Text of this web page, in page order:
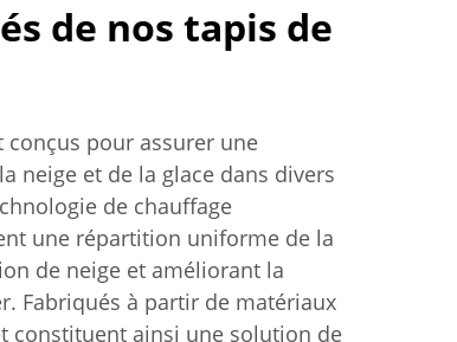
de nos tapis de
pour assurer une
neige et de la glace dans divers
de chauffage
une répartition uniforme de la
de neige et améliorant la
Fabriqués à partir de matériaux
constituent ainsi une solution de